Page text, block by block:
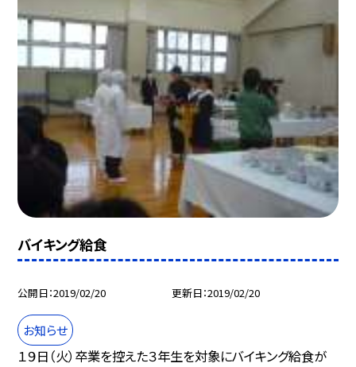
バイキング給食
公開日 2019/02/20 更新日 2019/02/20
お知らせ
１９日（火）卒業を控えた３年生を対象にバイキング給食が